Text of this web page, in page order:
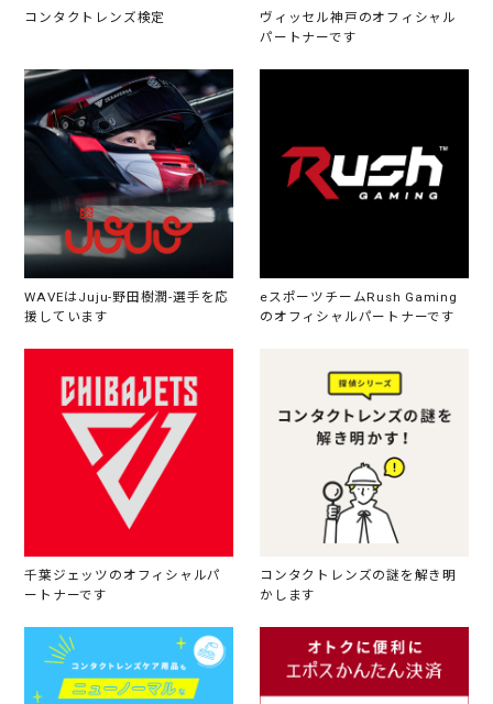
コンタクトレンズ検定
ヴィッセル神戸のオフィシャル
パートナーです
WAVEはJuju-野田樹潤-選手を応
援しています
eスポーツチームRush Gaming
のオフィシャルパートナーです
千葉ジェッツのオフィシャルパ
ートナーです
コンタクトレンズの謎を解き明
かします